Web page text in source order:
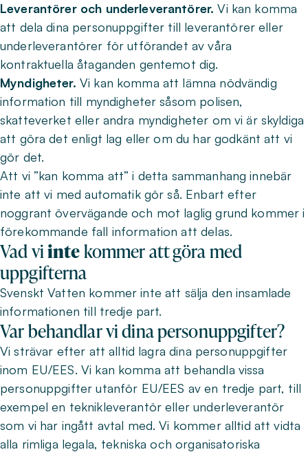
Leverantörer och underleverantörer. Vi kan komma
att dela dina personuppgifter till leverantörer eller
underleverantörer för utförandet av våra
kontraktuella åtaganden gentemot dig.
Myndigheter. Vi kan komma att lämna nödvändig
information till myndigheter såsom polisen,
skatteverket eller andra myndigheter om vi är skyldiga
att göra det enligt lag eller om du har godkänt att vi
gör det.
Att vi ”kan komma att” i detta sammanhang innebär
inte att vi med automatik gör så. Enbart efter
noggrant övervägande och mot laglig grund kommer i
förekommande fall information att delas.
Vad viintekommer att göra med
uppgifterna
Svenskt Vatten kommer inte att sälja den insamlade
informationen till tredje part.
Var behandlar vi dina personuppgifter?
Vi strävar efter att alltid lagra dina personuppgifter
inom EU/EES. Vi kan komma att behandla vissa
personuppgifter utanför EU/EES av en tredje part, till
exempel en teknikleverantör eller underleverantör
som vi har ingått avtal med. Vi kommer alltid att vidta
alla rimliga legala, tekniska och organisatoriska